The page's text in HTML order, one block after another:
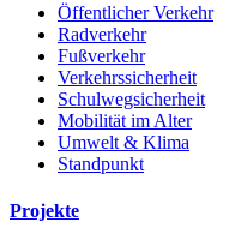
Öffentlicher Verkehr
Radverkehr
Fußverkehr
Verkehrssicherheit
Schulwegsicherheit
Mobilität im Alter
Umwelt & Klima
Standpunkt
Projekte